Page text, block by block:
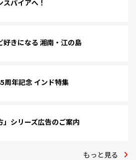
パイアへ！
好きになる 湘南・江の島
周年記念 インド特集
」シリーズ広告のご案内
もっと見る